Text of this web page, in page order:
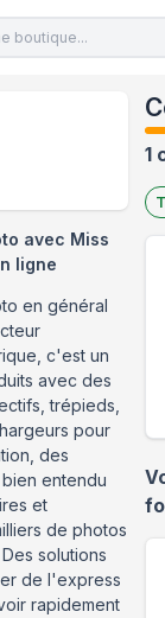
1
avec Miss
ligne
en général
c'est un
avec des
trépieds,
pour
des
entendu
et
de photos
solutions
de l'express
rapidement